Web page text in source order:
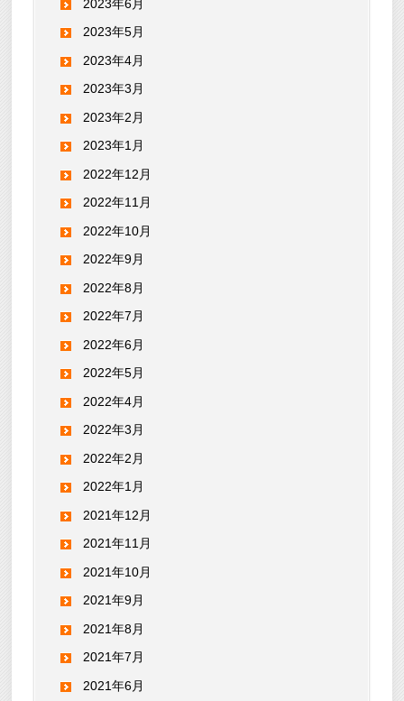
2023年6月
2023年5月
2023年4月
2023年3月
2023年2月
2023年1月
2022年12月
2022年11月
2022年10月
2022年9月
2022年8月
2022年7月
2022年6月
2022年5月
2022年4月
2022年3月
2022年2月
2022年1月
2021年12月
2021年11月
2021年10月
2021年9月
2021年8月
2021年7月
2021年6月